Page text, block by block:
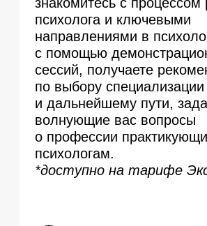
При успешной сдаче экзамена и посещении
80% занятий курса вы получите:
Сертификат о прохождении к урса
Удостоверение о повышении
квалификации
курса